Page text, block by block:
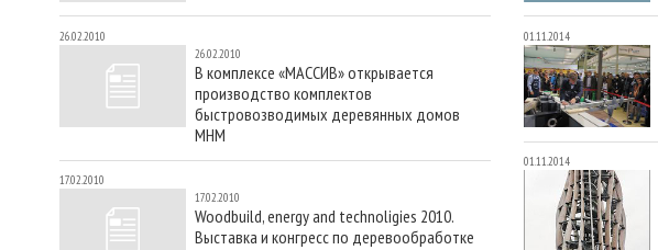
26.02.2010
26.02.2010
В комплексе «МАССИВ» открывается
производство комплектов
быстровозводимых деревянных домов
MHM
17.02.2010
17.02.2010
Woodbuild, energy and technoligies 2010.
Выставка и конгресс по деревообработке
01.11.2014
01.11.2014